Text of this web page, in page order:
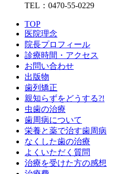
TEL：0470-55-0229
TOP
医院理念
院長プロフィール
診療時間・アクセス
お問い合わせ
出版物
歯列矯正
親知らずをどうする?!
虫歯の治療
歯周病について
栄養と薬で治す歯周病
なくした歯の治療
よくいただく質問
治療を受けた方の感想